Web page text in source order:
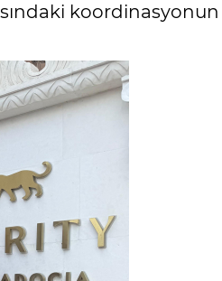
koordinasyonun